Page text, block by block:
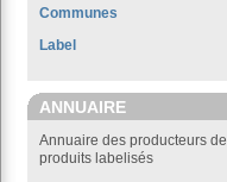
Communes
Label
ANNUAIRE
Annuaire des producteurs de
produits labelisés